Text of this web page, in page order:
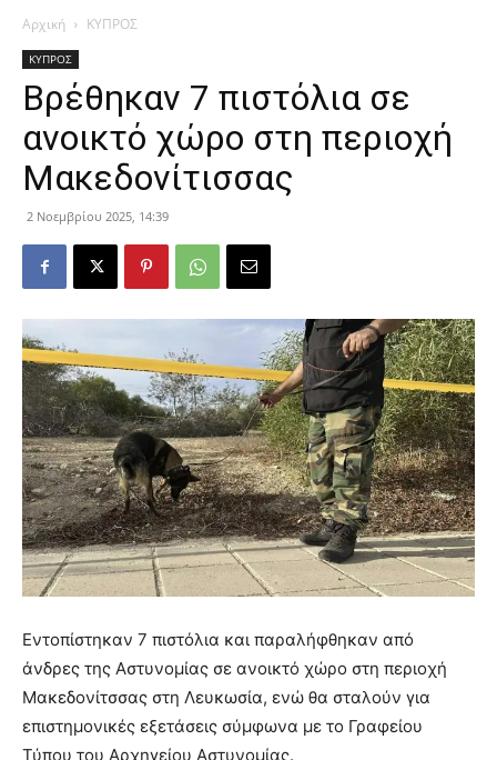
Αρχική ΚΥΠΡΟΣ
ΚΥΠΡΟΣ
Βρέθηκαν 7 πιστόλια σε
ανοικτό χώρο στη περιοχή
Μακεδονίτισσας
2 Νοεμβρίου 2025, 14:39
Εντοπίστηκαν 7 πιστόλια και παραλήφθηκαν από
άνδρες της Αστυνομίας σε ανοικτό χώρο στη περιοχή
Μακεδονίτσσας στη Λευκωσία, ενώ θα σταλούν για
επιστημονικές εξετάσεις σύμφωνα με το Γραφείου
Τύπου του Αρχηγείου Αστυνομίας.